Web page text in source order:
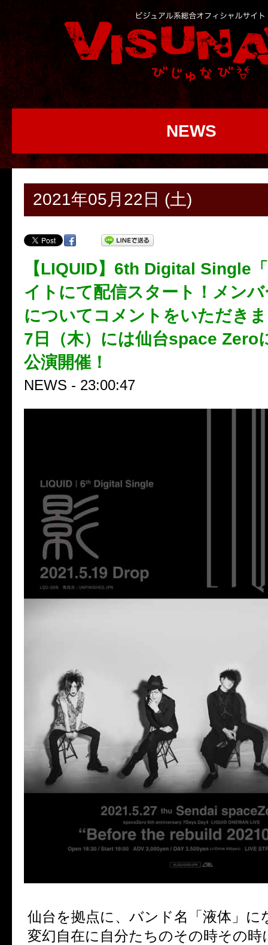
NEWS
2021年05月22日 (土)
【LIQUID】6th Digital Single
イトにて配信スタート！メン
についてコメントをいただき
7日（木）には仙台space Zero
公演開催！
NEWS - 23:00:47
仙台を拠点に、バンド名「液体」に
変幻自在に自分たちのその時その時